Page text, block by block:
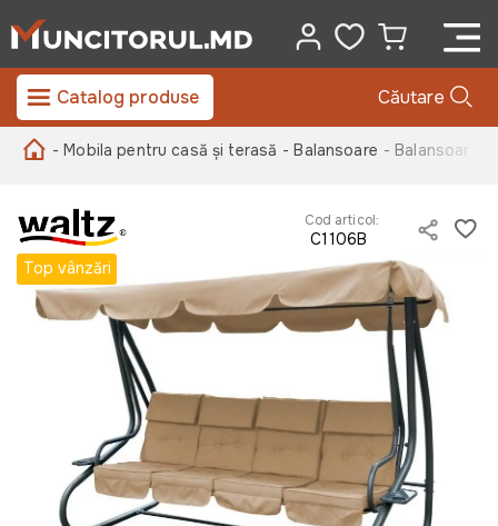
Catalog produse Căutare
- Mobila pentru casă și terasă - Balansoare - Balansoar
Cod articol:
C1106B
Top vânzări